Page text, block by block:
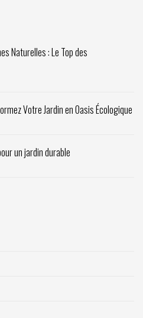
Naturelles : Le Top des
Votre Jardin en Oasis Écologique
un jardin durable